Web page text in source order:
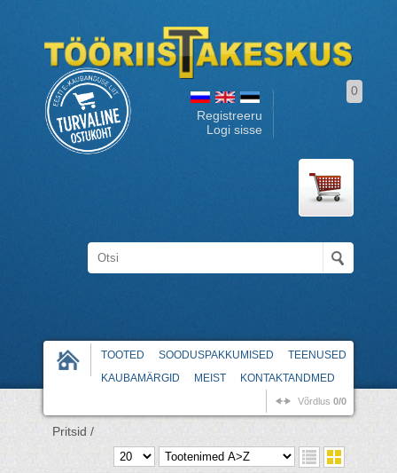
Registreeru
Logi sisse
0
TOOTED SOODUSPAKKUMISED
TEENUSED
KAUBAMÄRGID
MEIST KONTAKTANDMED
Võrdlus 0/0
Pritsid /